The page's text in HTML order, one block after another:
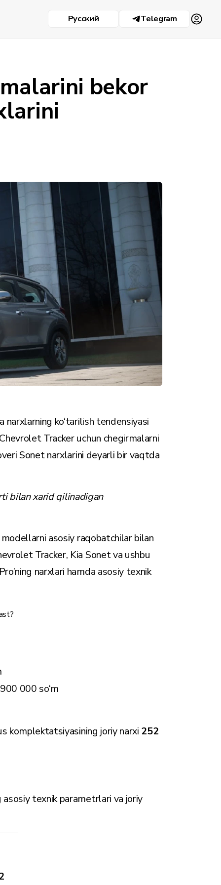
Русский Telegram
bekor
ko‘tarilish tendensiyasi
Tracker uchun chegirmalarni
Sonet narxlarini deyarli bir vaqtda
bilan xarid qilinadigan
asosiy raqobatchilar bilan
Tracker, Kia Sonet va ushbu
narxlari hamda asosiy texnik
000 so‘m
komplektatsiyasining joriy narxi 252
texnik parametrlari va joriy